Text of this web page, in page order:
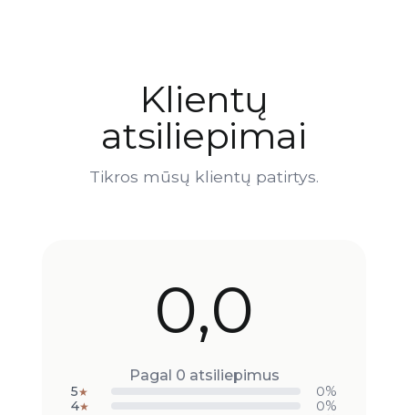
Klientų
atsiliepimai
Tikros mūsų klientų patirtys.
0,0
Pagal 0 atsiliepimus
5★
0%
4★
0%